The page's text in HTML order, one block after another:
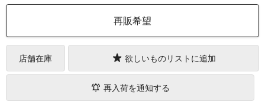
再販希望
店舗在庫 欲しいものリストに追加
再入荷を通知する